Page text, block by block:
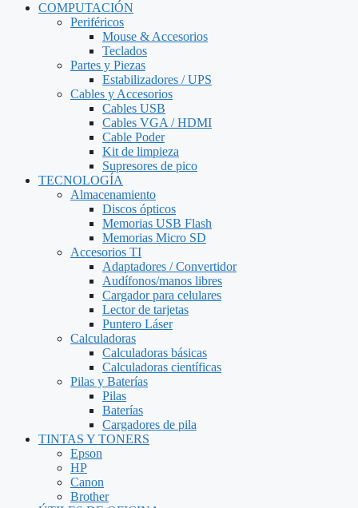
COMPUTACIÓN
Periféricos
Mouse & Accesorios
Teclados
Partes y Piezas
Estabilizadores / UPS
Cables y Accesorios
Cables USB
Cables VGA / HDMI
Cable Poder
Kit de limpieza
Supresores de pico
TECNOLOGÍA
Almacenamiento
Discos ópticos
Memorias USB Flash
Memorias Micro SD
Accesorios TI
Adaptadores / Convertidor
Audífonos/manos libres
Cargador para celulares
Lector de tarjetas
Puntero Láser
Calculadoras
Calculadoras básicas
Calculadoras científicas
Pilas y Baterías
Pilas
Baterías
Cargadores de pila
TINTAS Y TONERS
Epson
HP
Canon
Brother